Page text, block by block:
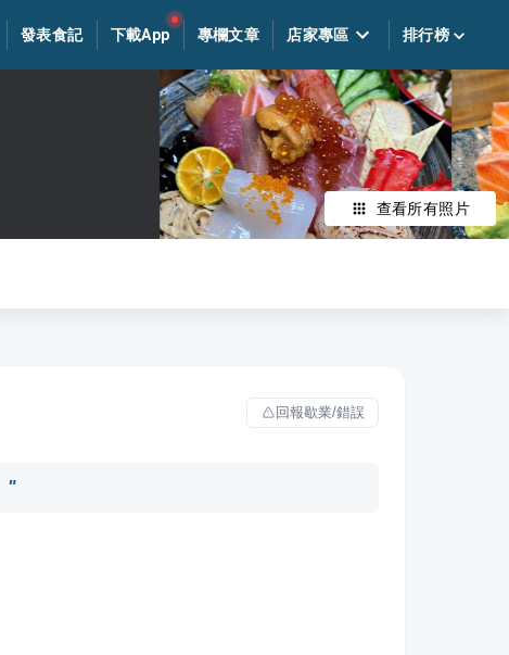
發表食記 下載App 專欄文章 店家專區 排行榜
查看所有照片
回報歇業/錯誤